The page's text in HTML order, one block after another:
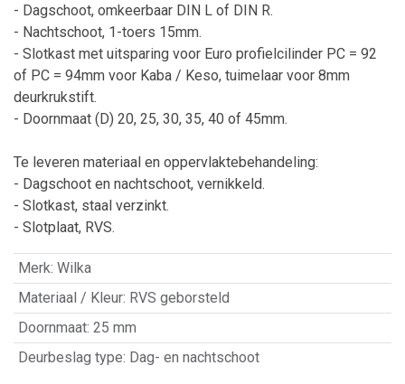
- Dagschoot, omkeerbaar DIN L of DIN R.
- Nachtschoot, 1-toers 15mm.
- Slotkast met uitsparing voor Euro profielcilinder PC = 92
of PC = 94mm voor Kaba / Keso, tuimelaar voor 8mm
deurkrukstift.
- Doornmaat (D) 20, 25, 30, 35, 40 of 45mm.
Te leveren materiaal en oppervlaktebehandeling:
- Dagschoot en nachtschoot, vernikkeld.
- Slotkast, staal verzinkt.
- Slotplaat, RVS.
Merk: Wilka
Materiaal / Kleur: RVS geborsteld
Doornmaat: 25 mm
Deurbeslag type: Dag- en nachtschoot